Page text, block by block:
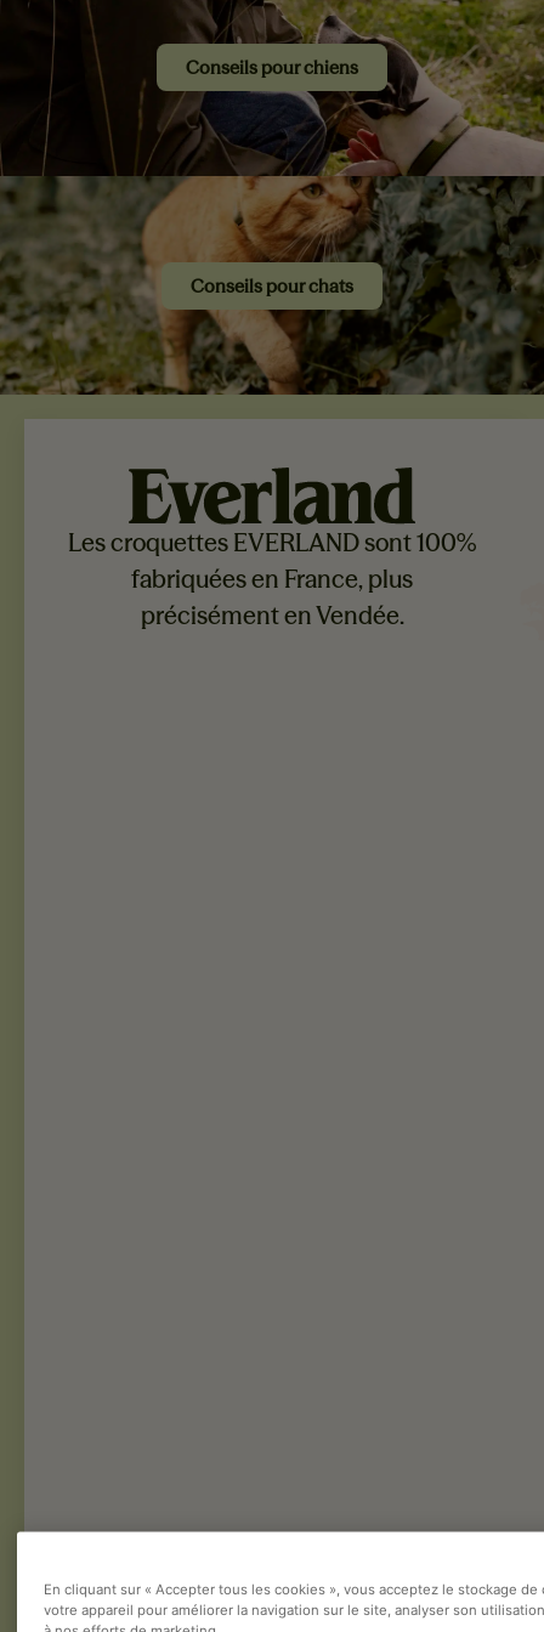
Conseils pour chiens
Conseils pour chats
Les croquettes EVERLAND sont 100%
fabriquées en France, plus
précisément en Vendée.
En cliquant sur « Accepter tous les cookies », vous acceptez le stockage de
votre appareil pour améliorer la navigation sur le site, analyser son